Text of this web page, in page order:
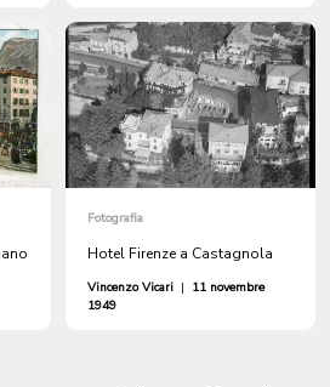
Fotografia
Hotel Firenze a Castagnola
Vincenzo Vicari | 11 novembre
1949